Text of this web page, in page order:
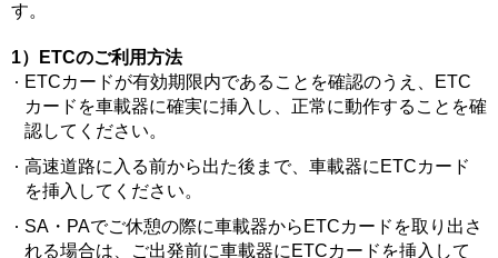
す。
1）ETCのご利用方法
ETCカードが有効期限内であることを確認のうえ、ETC
カードを車載器に確実に挿入し、正常に動作することを確
認してください。
高速道路に入る前から出た後まで、車載器にETCカード
を挿入してください。
SA・PAでご休憩の際に車載器からETCカードを取り出さ
れる場合は、ご出発前に車載器にETCカードを挿入して